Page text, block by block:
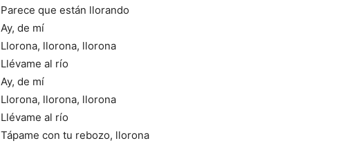
Parece que están llorando
Ay, de mí
Llorona, llorona, llorona
Llévame al río
Ay, de mí
Llorona, llorona, llorona
Llévame al río
Tápame con tu rebozo, llorona